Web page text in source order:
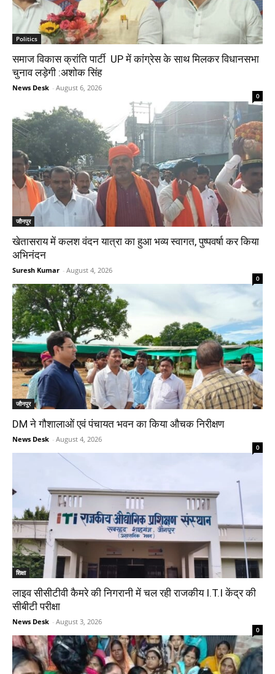
Politics
समाज विकास क्रांति पार्टी UP में कांग्रेस के साथ मिलकर विधानसभा
चुनाव लड़ेगी :अशोक सिंह
News Desk - August 6, 2026
0
जौनपुर
खेतासराय में कलश वंदन यात्रा का हुआ भव्य स्वागत, पुष्पवर्षा कर किया
अभिनंदन
Suresh Kumar - August 4, 2026
0
जौनपुर
DM ने गौशालाओं एवं पंचायत भवन का किया औचक निरीक्षण
News Desk - August 4, 2026
0
शिक्षा
लाइव सीसीटीवी कैमरे की निगरानी में चल रही राजकीय I.T.I केंद्र की
सीबीटी परीक्षा
News Desk - August 3, 2026
0